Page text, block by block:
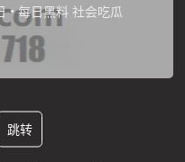
•每日黑料 社会吃瓜
跳转